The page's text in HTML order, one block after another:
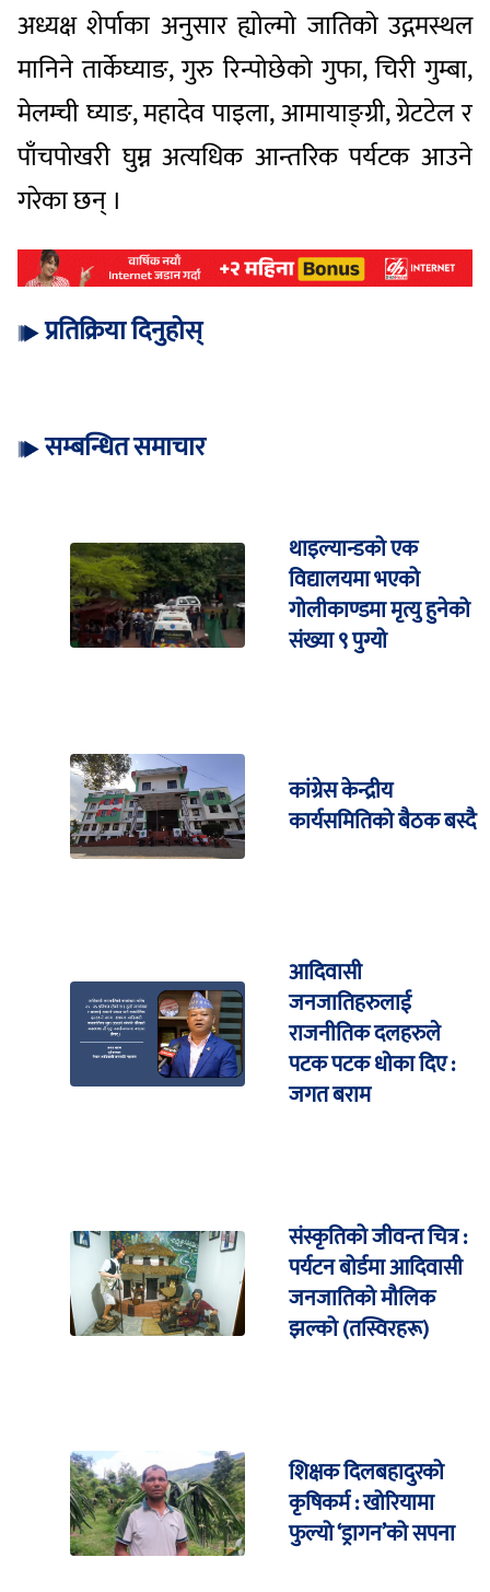
अध्यक्ष शेर्पाका अनुसार ह्योल्मो जातिको उद्गमस्थल
मानिने तार्केघ्याङ, गुरु रिन्पोछेको गुफा, चिरी गुम्बा,
मेलम्ची घ्याङ, महादेव पाइला, आमायाङ्ग्री, ग्रेटटेल र
पाँचपोखरी घुम्न अत्यधिक आन्तरिक पर्यटक आउने
गरेका छन् ।
प्रतिक्रिया दिनुहोस्
सम्बन्धित समाचार
थाइल्यान्डको एक
विद्यालयमा भएको
गोलीकाण्डमा मृत्यु हुनेको
संख्या ९ पुग्यो
कांग्रेस केन्द्रीय
कार्यसमितिको बैठक बस्दै
आदिवासी
जनजातिहरुलाई
राजनीतिक दलहरुले
पटक पटक धोका दिए :
जगत बराम
संस्कृतिको जीवन्त चित्र :
पर्यटन बोर्डमा आदिवासी
जनजातिको मौलिक
झल्को (तस्विरहरू)
शिक्षक दिलबहादुरको
कृषिकर्म : खोरियामा
फुल्यो ‘ड्रागन’को सपना